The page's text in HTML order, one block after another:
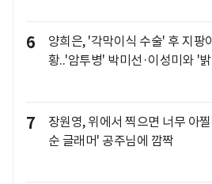
6
양희은, '각막이식 수술' 후 지팡
황..'암투병' 박미선·이성미와 '
7
장원영, 위에서 찍으면 너무 아
순 글래머' 공주님에 깜짝